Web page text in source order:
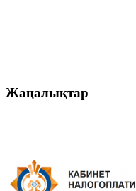
Жаңалықтар